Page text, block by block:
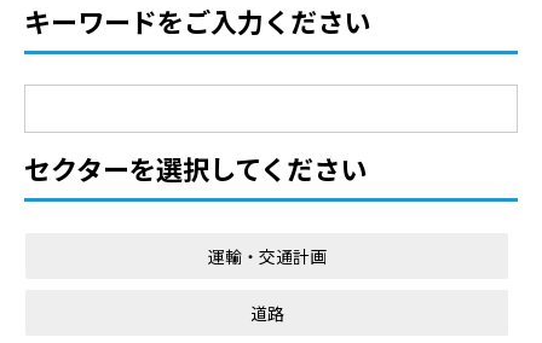
キーワードをご入力ください
セクターを選択してください
運輸・交通計画
道路